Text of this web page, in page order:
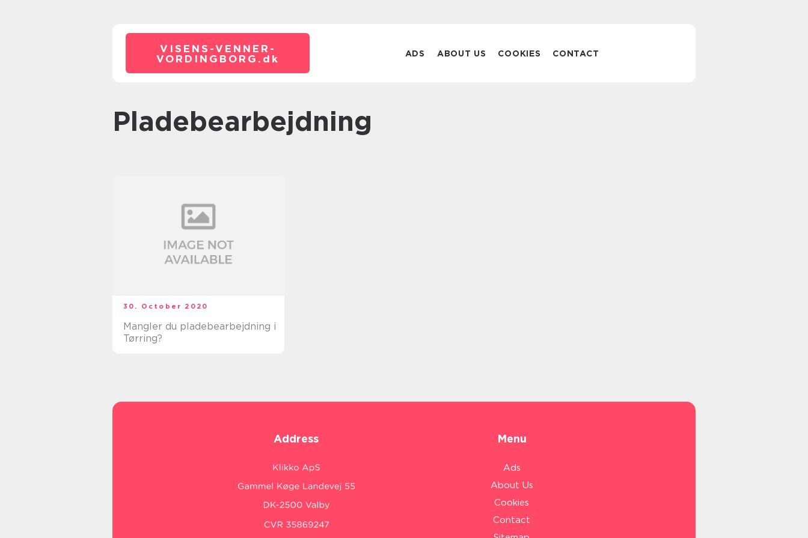
VISENS-VENNER-
VORDINGBORG. dk ADS ABOUT US COOKIES CONTACT
pladebearbejdning
30. October 2020
Mangler du pladebearbejdning i
Tørring?
Address Menu
Ads
About Us
Cookies
Contact